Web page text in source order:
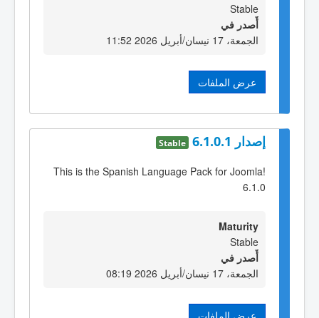
Stable
أٌصدر في
الجمعة، 17 نيسان/أبريل 2026 11:52
عرض الملفات
إصدار 6.1.0.1 Stable
This is the Spanish Language Pack for Joomla!
6.1.0
Maturity
Stable
أٌصدر في
الجمعة، 17 نيسان/أبريل 2026 08:19
عرض الملفات